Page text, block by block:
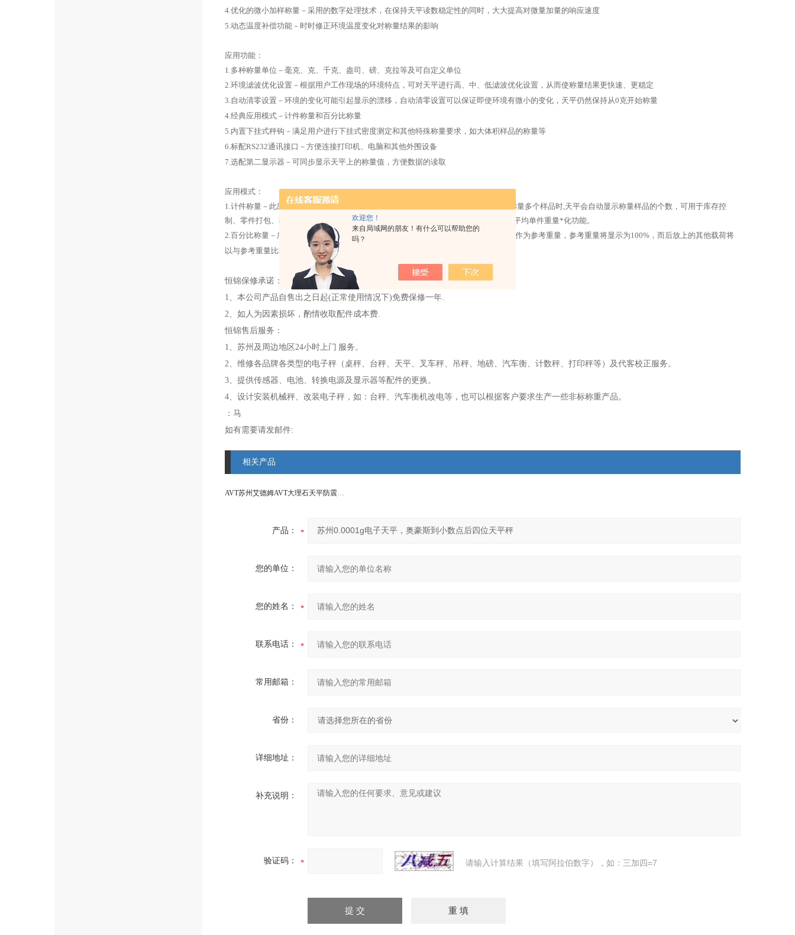
欢迎您！
来自局域网的朋友！有什么可以帮助您的
吗？
4.优化的微小加样称量－采用的数字处理技术，在保持天平读数稳定性的同时，大大提高对微量加量的响应速度
5.动态温度补偿功能－时时修正环境温度变化对称量结果的影响
应用功能：
1.多种称量单位－毫克、克、千克、盎司、磅、克拉等及可自定义单位
2.环境滤波优化设置－根据用户工作现场的环境特点，可对天平进行高、中、低滤波优化设置，从而使称量结果更快速、更稳定
3.自动清零设置－环境的变化可能引起显示的漂移，自动清零设置可以保证即使环境有微小的变化，天平仍然保持从0克开始称量
4.经典应用模式－计件称量和百分比称量
5.内置下挂式秤钩－满足用户进行下挂式密度测定和其他特殊称量要求，如大体积样品的称量等
6.标配RS232通讯接口－方便连接打印机、电脑和其他外围设备
7.选配第二显示器－可同步显示天平上的称量值，方便数据的读取
应用模式：
1.计件称量－此应用模式可计算单一重量物品的数量，天平通过已记录样品的单重值,称量多个样品时,天平会自动显示称量样品的个数，可用于库存控
制、零件打包、验收、分配和计票等工作。*通用型天平不仅具有标准计数功能还具有平均单件重量*化功能。
2.百分比称量－广泛用于溶剂溶液配比的称量方法。在该模式下，先在秤盘上放上样品作为参考重量，参考重量将显示为100%，而后放上的其他载荷将
以与参考重量比较后的百分比方式显示。
恒锦保修承诺：
1、本公司产品自售出之日起(正常使用情况下)免费保修一年.
2、如人为因素损坏，酌情收取配件成本费.
恒锦售后服务：
1、苏州及周边地区24小时上门 服务。
2、维修各品牌各类型的电子秤（桌秤、台秤、天平、叉车秤、吊秤、地磅、汽车衡、计数秤、打印秤等）及代客校正服务。
3、提供传感器、电池、转换电源及显示器等配件的更换。
4、设计安装机械秤、改装电子秤，如：台秤、汽车衡机改电等，也可以根据客户要求生产一些非标称重产品。
：马
如有需要请发邮件:
相关产品
AVT苏州艾德姆AVT大理石天平防震台价格
产品：
您的单位：
您的姓名：
联系电话：
常用邮箱：
省份：
详细地址：
补充说明：
验证码： 请输入计算结果（填写阿拉伯数字），如：三加四=7